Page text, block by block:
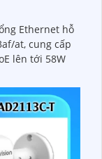
Ethernet hỗ
at, cung cấp
lên tới 58W